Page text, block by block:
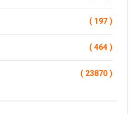
( 197 )
( 464 )
( 23870 )